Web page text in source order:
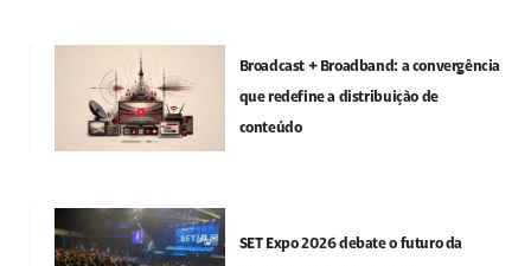
Broadcast + Broadband: a convergência
que redefine a distribuição de
conteúdo
SET Expo 2026 debate o futuro da